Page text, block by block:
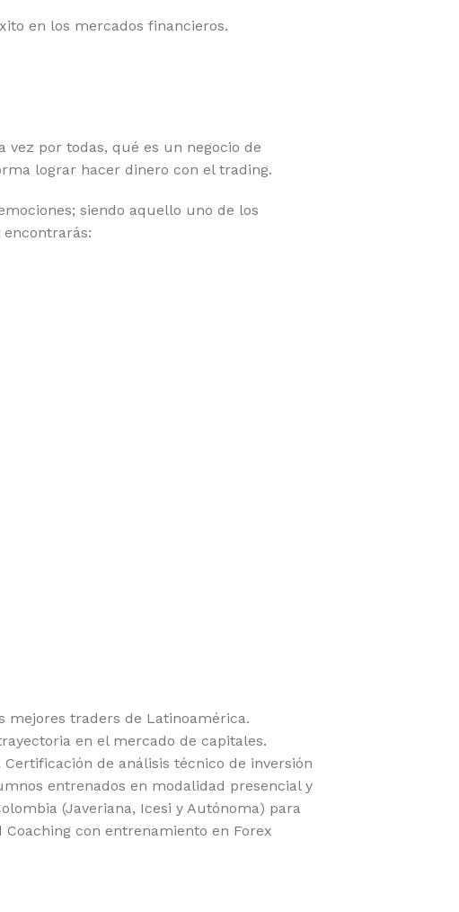
en los mercados financieros.
por todas, qué es un negocio de
lograr hacer dinero con el trading.
siendo aquello uno de los
mejores traders de Latinoamérica.
en el mercado de capitales.
de análisis técnico de inversión
entrenados en modalidad presencial y
(Javeriana, Icesi y Autónoma) para
con entrenamiento en Forex